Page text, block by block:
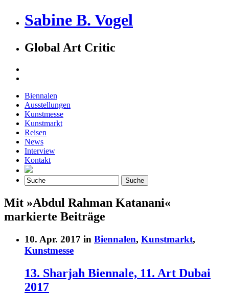
Sabine B. Vogel
Global Art Critic
Biennalen
Ausstellungen
Kunstmesse
Kunstmarkt
Reisen
News
Interview
Kontakt
Mit »Abdul Rahman Katanani«
markierte Beiträge
10. Apr. 2017 in Biennalen, Kunstmarkt,
Kunstmesse
13. Sharjah Biennale, 11. Art Dubai
2017